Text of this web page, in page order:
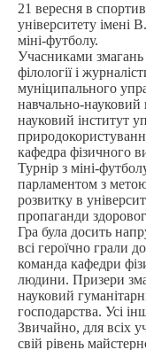
21 вересня в
університету імені
міні-футболу.
Учасниками змагань
філології і
муніципального
навчально-науковий
науковий інститут
кафедра фізичного
Турнір з міні-
парламентом з
розвитку в
пропаганди
Гра була досить
всі героїчно грали
команда кафедри
людини. Призери
науковий
господарства. Усі
Звичайно, для всіх
свій рівень